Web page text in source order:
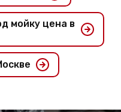
мойку цена в